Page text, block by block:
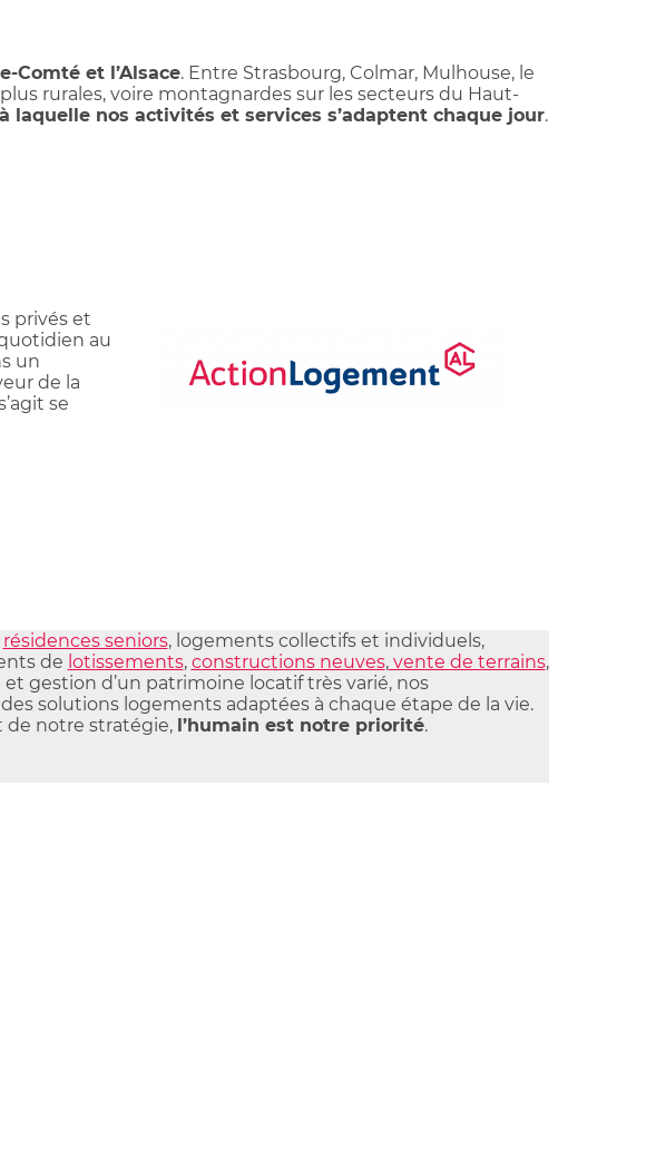
Comté et l’Alsace. Entre Strasbourg, Colmar, Mulhouse, le
rurales, voire montagnardes sur les secteurs du Haut-
laquelle nos activités et services s’adaptent chaque jour.
privés et
au
un
de la
se
résidences seniors, logements collectifs et individuels,
de lotissements, constructions neuves,vente de terrains,
gestion d’un patrimoine locatif très varié, nos
solutions logements adaptées à chaque étape de la vie.
notre stratégie, l’humain est notre priorité.